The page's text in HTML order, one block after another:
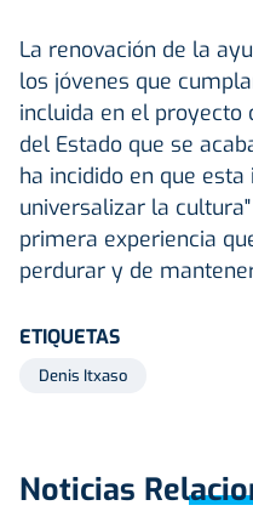
La renovación de la
los jóvenes que
incluida en el proyecto
del Estado que se
ha incidido en que
universalizar la
primera experiencia
perdurar y de
ETIQUETAS
Denis Itxaso
Noticias